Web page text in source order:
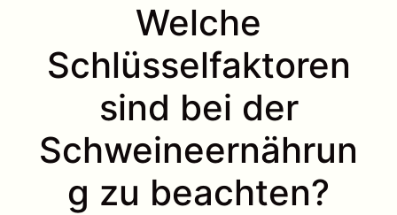
Welche
Schlüsselfaktoren
sind bei der
Schweineernährun
g zu beachten?